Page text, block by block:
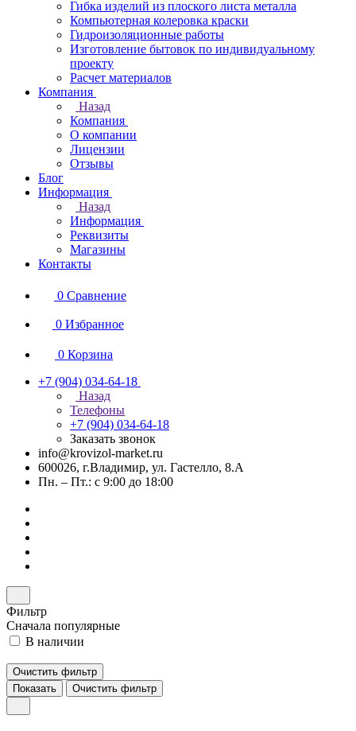
Гибка изделий из плоского листа металла
Компьютерная колеровка краски
Гидроизоляционные работы
Изготовление бытовок по индивидуальному
проекту
Расчет материалов
Компания
Назад
Компания
О компании
Лицензии
Отзывы
Блог
Информация
Назад
Информация
Реквизиты
Магазины
Контакты
0 Сравнение
0 Избранное
0 Корзина
+7 (904) 034-64-18
Назад
Телефоны
+7 (904) 034-64-18
Заказать звонок
info@krovizol-market.ru
600026, г.Владимир, ул. Гастелло, 8.А
Пн. – Пт.: с 9:00 до 18:00
Фильтр
Сначала популярные
В наличии
Очистить фильтр
Показать
Очистить фильтр